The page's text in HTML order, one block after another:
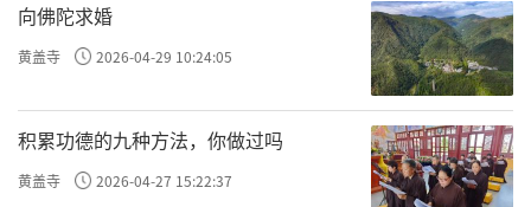
向佛陀求婚
黄盖寺 2026-04-29 10:24:05
积累功德的九种方法，你做过吗
黄盖寺 2026-04-27 15:22:37